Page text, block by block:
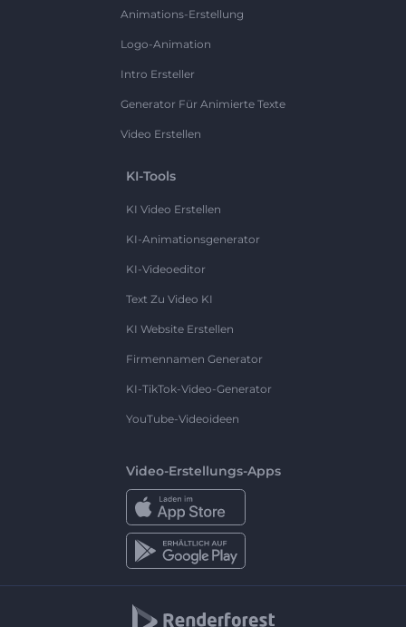
Animations-Erstellung
Logo-Animation
Intro Ersteller
Generator Für Animierte Texte
Video Erstellen
KI-Tools
KI Video Erstellen
KI-Animationsgenerator
KI-Videoeditor
Text Zu Video KI
KI Website Erstellen
Firmennamen Generator
KI-TikTok-Video-Generator
YouTube-Videoideen
Video-Erstellungs-Apps